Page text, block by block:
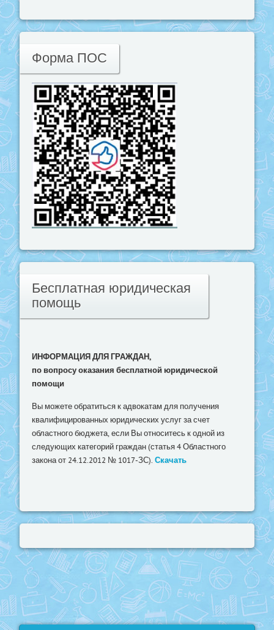
Форма ПОС
Бесплатная юридическая
помощь
ИНФОРМАЦИЯ ДЛЯ ГРАЖДАН,
по вопросу оказания бесплатной юридической
помощи
Вы можете обратиться к адвокатам для получения
квалифицированных юридических услуг за счет
областного бюджета, если Вы относитесь к одной из
следующих категорий граждан (статья 4 Областного
закона от 24.12.2012 № 1017-ЗС). Скачать